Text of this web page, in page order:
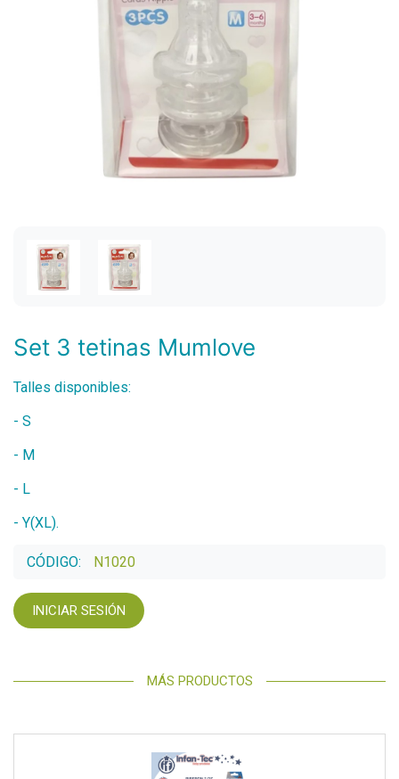
Set 3 tetinas Mumlove
Talles disponibles:
- S
- M
- L
- Y(XL).
CÓDIGO: N1020
INICIAR SESIÓN
MÁS PRODUCTOS